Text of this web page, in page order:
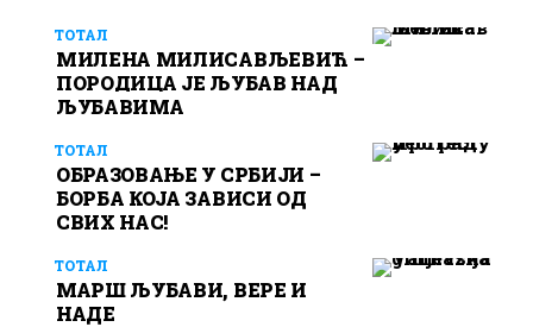
ТОТАЛ
МИЛЕНА МИЛИСАВЉЕВИЋ –
ПОРОДИЦА ЈЕ ЉУБАВ НАД
ЉУБАВИМА
ТОТАЛ
ОБРАЗОВАЊЕ У СРБИЈИ –
БОРБА КОЈА ЗАВИСИ ОД
СВИХ НАС!
ТОТАЛ
МАРШ ЉУБАВИ, ВЕРЕ И
НАДЕ